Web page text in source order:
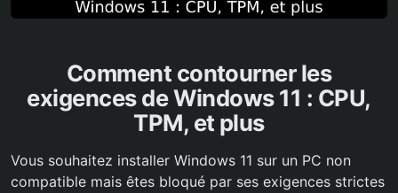
Comment contourner les
exigences de Windows 11 : CPU,
TPM, et plus
Vous souhaitez installer Windows 11 sur un PC non
compatible mais êtes bloqué par ses exigences strictes